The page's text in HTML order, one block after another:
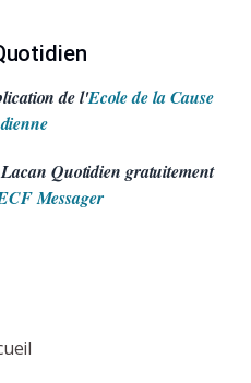
de l'Ecole de la Cause
Quotidien gratuitement
Messager